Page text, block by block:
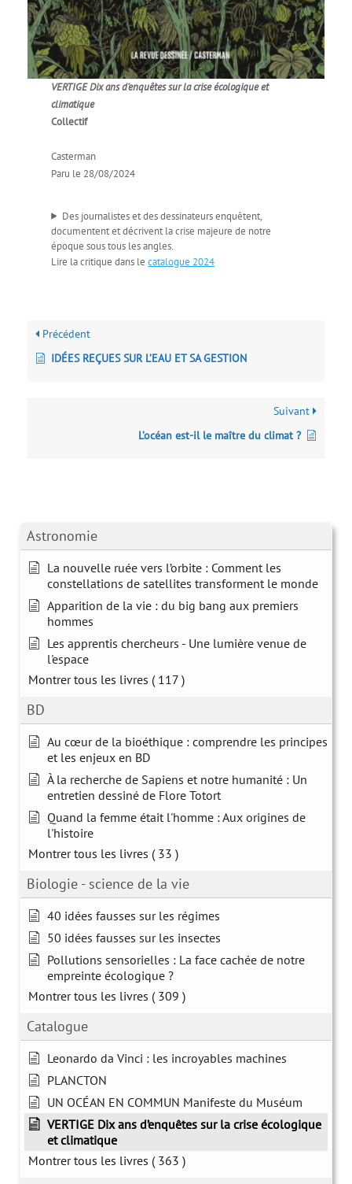
Astronomie
La nouvelle ruée vers l’orbite : Comment les
constellations de satellites transforment le monde
Apparition de la vie : du big bang aux premiers
hommes
Les apprentis chercheurs - Une lumière venue de
l'espace
Montrer tous les livres ( 117 )
BD
Au cœur de la bioéthique : comprendre les principes
et les enjeux en BD
À la recherche de Sapiens et notre humanité : Un
entretien dessiné de Flore Totort
Quand la femme était l'homme : Aux origines de
l'histoire
Montrer tous les livres ( 33 )
Biologie - science de la vie
40 idées fausses sur les régimes
50 idées fausses sur les insectes
Pollutions sensorielles : La face cachée de notre
empreinte écologique ?
Montrer tous les livres ( 309 )
Catalogue
Leonardo da Vinci : les incroyables machines
PLANCTON
UN OCÉAN EN COMMUN Manifeste du Muséum
VERTIGE Dix ans d’enquêtes sur la crise écologique
et climatique
Montrer tous les livres ( 363 )
VERTIGE Dix ans d’enquêtes sur la crise écologique et
climatique
Collectif
Casterman
Paru le 28/08/2024
Des journalistes et des dessinateurs enquêtent,
documentent et décrivent la crise majeure de notre
époque sous tous les angles.
Lire la critique dans lecatalogue 2024
Précédent
IDÉES REÇUES SUR L’EAU ET SA GESTION
Suivant
L’océan est-il le maître du climat ?